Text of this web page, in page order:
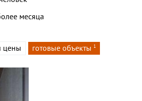
месяца
цены готовые объекты 1